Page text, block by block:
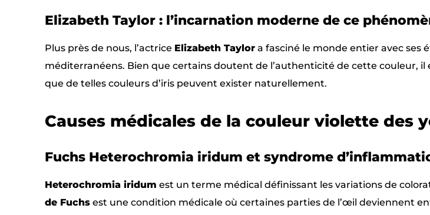
Elizabeth Taylor : l’incarnation moderne de ce
Plus près de nous, l’actrice Elizabeth Taylor a fasciné le monde entier avec ses
méditerranéens. Bien que certains doutent de l’authenticité de cette couleur,
que de telles couleurs d’iris peuvent exister naturellement.
Causes médicales de la couleur violette des
Fuchs Heterochromia iridum et syndrome
Heterochromia iridum est un terme médical définissant les variations de
de Fuchs est une condition médicale où certaines parties de l’œil deviennent